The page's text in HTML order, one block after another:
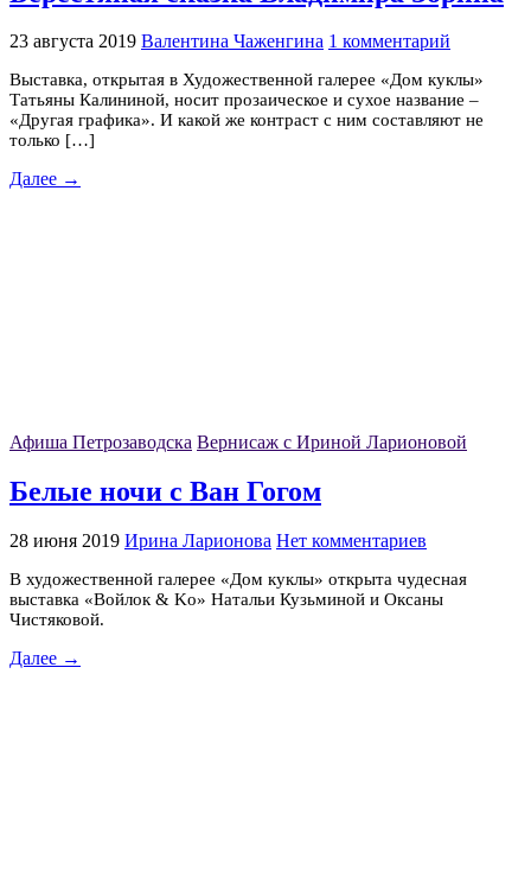
23 августа 2019 Валентина Чаженгина 1 комментарий
Выставка, открытая в Художественной галерее «Дом куклы»
Татьяны Калининой, носит прозаическое и сухое название –
«Другая графика». И какой же контраст с ним составляют не
только […]
Далее →
Афиша Петрозаводска Вернисаж с Ириной Ларионовой
Белые ночи с Ван Гогом
28 июня 2019 Ирина Ларионова Нет комментариев
В художественной галерее «Дом куклы» открыта чудесная
выставка «Войлок & Kо» Натальи Кузьминой и Оксаны
Чистяковой.
Далее →